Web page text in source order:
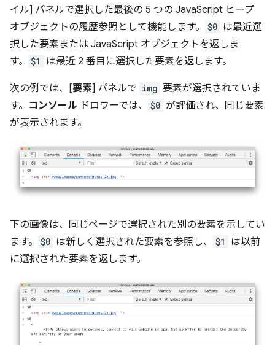
イル] パネルで選択した最後の 5 つの JavaScript ヒープ
オブジェクトの履歴参照として機能します。
$0 は最近選
択した要素または JavaScript オブジェクトを返しま
す。
$1 は最近 2 番目に選択した要素を返します。
次の例では、[要素] パネルで img 要素が選択されていま
す。 コンソール ドロワーでは、 $0 が評価され、同じ要素
が表示されます。
下の画像は、同じページで選択された別の要素を示してい
ます。
$0 は新しく選択された要素を参照し、 $1
は以前
に選択された要素を返します。